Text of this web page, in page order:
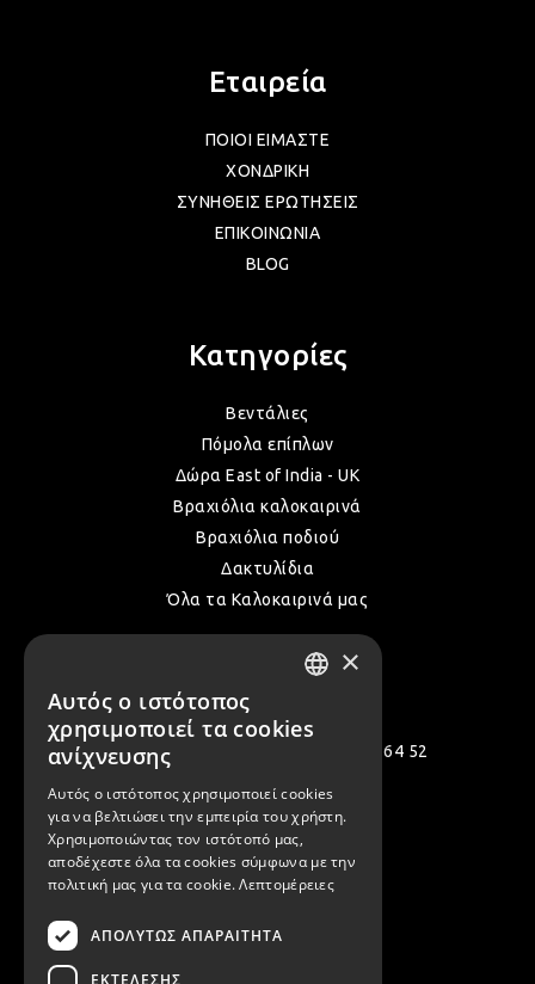
Εταιρεία
ΠΟΙΟΙ ΕΙΜΑΣΤΕ
ΧΟΝΔΡΙΚΗ
ΣΥΝΗΘΕΙΣ ΕΡΩΤΗΣΕΙΣ
ΕΠΙΚΟΙΝΩΝΙΑ
BLOG
Κατηγορίες
Βεντάλιες
Πόμολα επίπλων
Δώρα East of India - UK
Βραχιόλια καλοκαιρινά
Βραχιόλια ποδιού
Δακτυλίδια
Όλα τα Καλοκαιρινά μας
Επικοινωνία
Πολεμιστών 12, Αργυρούπολη 164 52
[email protected]
( +30 ) 2109935480
( +30 ) 2109954994
×
Αυτός ο ιστότοπος
χρησιμοποιεί τα cookies
ανίχνευσης
Αυτός ο ιστότοπος χρησιμοποιεί cookies
για να βελτιώσει την εμπειρία του χρήστη.
Χρησιμοποιώντας τον ιστότοπό μας,
αποδέχεστε όλα τα cookies σύμφωνα με την
πολιτική μας για τα cookie. Λεπτομέρειες
ΑΠΟΛΎΤΩΣ ΑΠΑΡΑΊΤΗΤΑ
ΕΚΤΈΛΕΣΗΣ